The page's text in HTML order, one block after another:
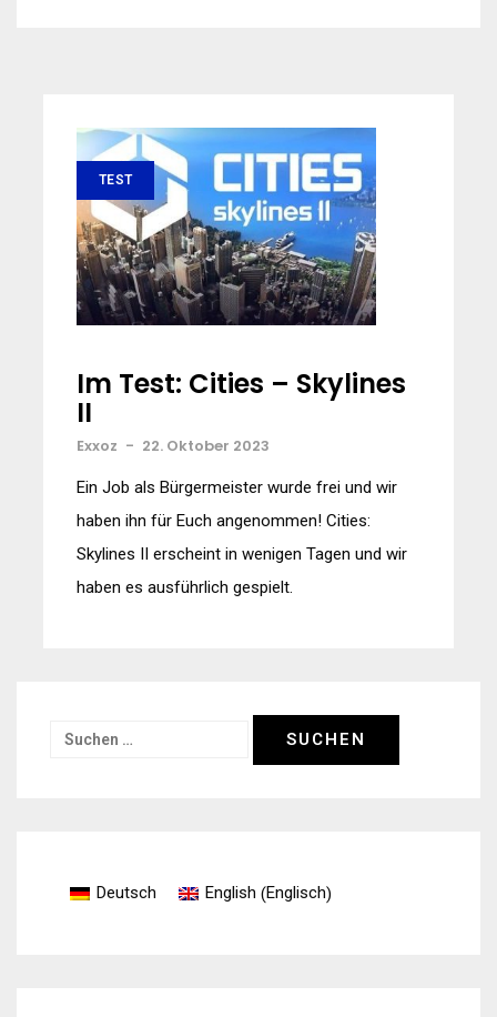
TEST
Im Test: Cities – Skylines
II
Exxoz - 22. Oktober 2023
Ein Job als Bürgermeister wurde frei und wir
haben ihn für Euch angenommen! Cities:
Skylines II erscheint in wenigen Tagen und wir
haben es ausführlich gespielt.
Suchen
Deutsch English (Englisch)